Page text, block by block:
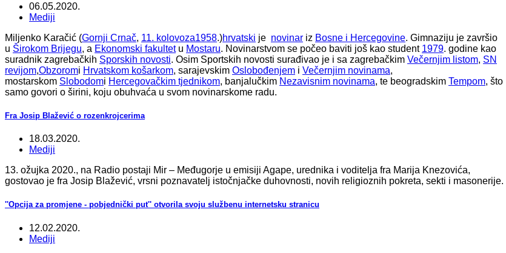
06.05.2020.
Mediji
Miljenko Karačić (Gornji Crnač, 11. kolovoza1958.)hrvatski je novinar iz Bosne i Hercegovine. Gimnaziju je završio
u Širokom Brijegu, a Ekonomski fakultetu Mostaru. Novinarstvom se počeo baviti još kao student 1979. godine kao
suradnik zagrebačkih Sporskih novosti. Osim Sportskih novosti surađivao je i sa zagrebačkim Večernjim listom, SN
revijom,Obzoromi Hrvatskom košarkom, sarajevskim Oslobođenjem i Večernjim novinama,
mostarskom Slobodomi Hercegovačkim tjednikom, banjalučkim Nezavisnim novinama, te beogradskim Tempom, što
samo govori o širini, koju obuhvaća u svom novinarskome radu.
Fra Josip Blažević o rozenkrojcerima
18.03.2020.
Mediji
13. ožujka 2020., na Radio postaji Mir – Međugorje u emisiji Agape, urednika i voditelja fra Marija Knezovića,
gostovao je fra Josip Blažević, vrsni poznavatelj istočnjačke duhovnosti, novih religioznih pokreta, sekti i masonerije.
''Opcija za promjene - pobjednički put'' otvorila svoju službenu internetsku stranicu
12.02.2020.
Mediji